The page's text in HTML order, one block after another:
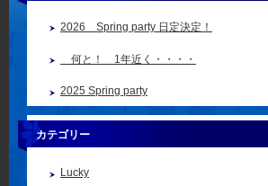
2026 Spring party 日定決定！
何と！ 1年近く・・・・
2025 Spring party
カテゴリー
Lucky